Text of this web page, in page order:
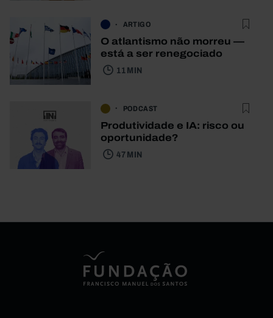
ARTIGO
O atlantismo não morreu —
está a ser renegociado
11 MIN
PODCAST
Produtividade e IA: risco ou
oportunidade?
47 MIN